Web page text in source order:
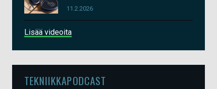
11.2.2026
Lisää videoita
TEKNIIKKAPODCAST